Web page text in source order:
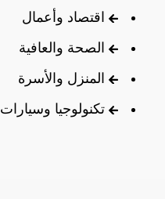
اقتصاد وأعمال
الصحة والعافية
المنزل والأسرة
تكنولوجيا وسيارات